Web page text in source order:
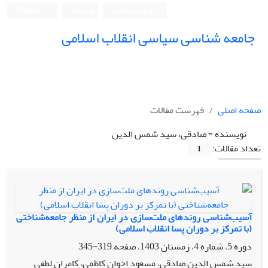
جامعه شناسی سیاسی انقلاب اسلامی
صفحه اصلی
فهرست مقالات
نویسنده =صادقی، سید شمس الدین
تعداد مقالات:
1
آسیب‌شناسی روندهای ملت‌سازی در ایران از منظر جامعه‌شناختی
(با تمرکز بر دوران پسا انقلاب اسلامی)
دوره 5، شماره 4، زمستان 1403، صفحه
319-345
سید شمس الدین صادقی، مسعود اخوان کاظمی، کامران لطفی